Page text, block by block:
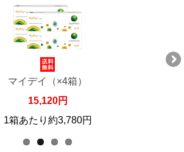
マイデイ（×4箱）
15,120円
1箱あたり約3,780円